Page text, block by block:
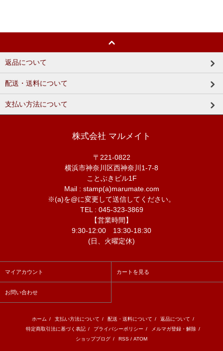
返品について
配送・送料について
支払い方法について
株式会社 マルメイト
〒221-0822
横浜市神奈川区西神奈川1-7-8
ことぶきビル1F
Mail : stamp(a)marumate.com
※(a)を@に変更して送信してください。
TEL : 045-323-3869
【営業時間】
9:30-12:00 13:30-18:30
(日、火曜定休)
マイアカウント カートを見る
お問い合わせ
ホーム / 支払い方法について / 配送・送料について / 返品について /
特定商取引法に基づく表記 / プライバシーポリシー / メルマガ登録・解除 /
ショップブログ / RSS / ATOM